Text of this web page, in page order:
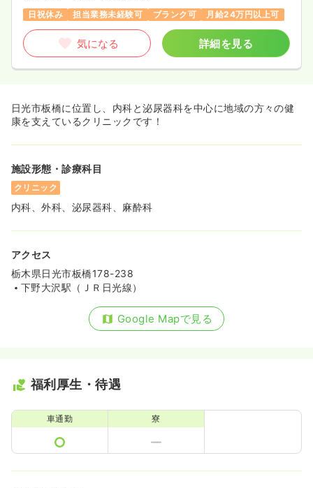
日祝休み
担当業務未経験可 ブランク可 月給24万円以上可
気になる 詳細を見る
日光市板橋に位置し、内科と泌尿器科を中心に地域の方々の健
康を支えているクリニックです！
施設形態・診療科目
クリニック
内科、外科、泌尿器科、麻酔科
アクセス
栃木県日光市板橋178-238
下野大沢駅（ＪＲ日光線）
Google Mapで見る
福利厚生・待遇
車通勤 寮